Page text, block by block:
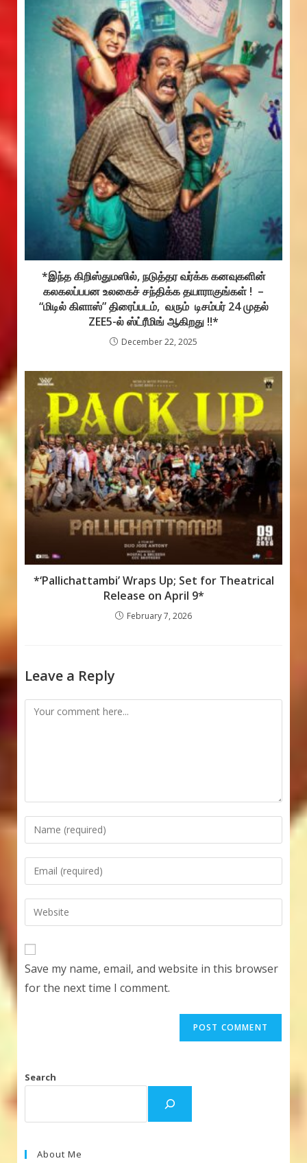
*இந்த கிறிஸ்துமஸில், நடுத்தர வர்க்க கனவுகளின்
கலகலப்பபன உலகைச் சந்திக்க தயாராகுங்கள் ! –
“மிடில் கிளாஸ்” திரைப்படம், வரும் டிசம்பர் 24 முதல்
ZEE5-ல் ஸ்ட்ரீமிங் ஆகிறது !!*
December 22, 2025
*‘Pallichattambi’ Wraps Up; Set for Theatrical
Release on April 9*
February 7, 2026
Leave a Reply
Comment
Enter
your
name
comment
Enter
your
email
address
comment
Enter
your
website
URL
(optional)
Save my name, email, and website in this browser
for the next time I comment.
Search
About Me